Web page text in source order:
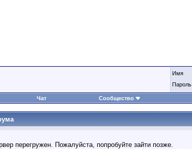
Имя
Пароль
Чат Сообщество
перегружен. Пожалуйста, попробуйте зайти позже.